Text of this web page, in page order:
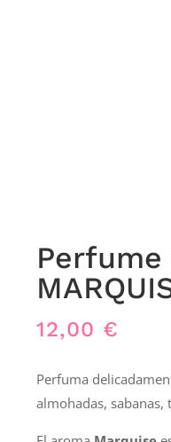
12,00 €
Perfuma
almohadas, sabanas,